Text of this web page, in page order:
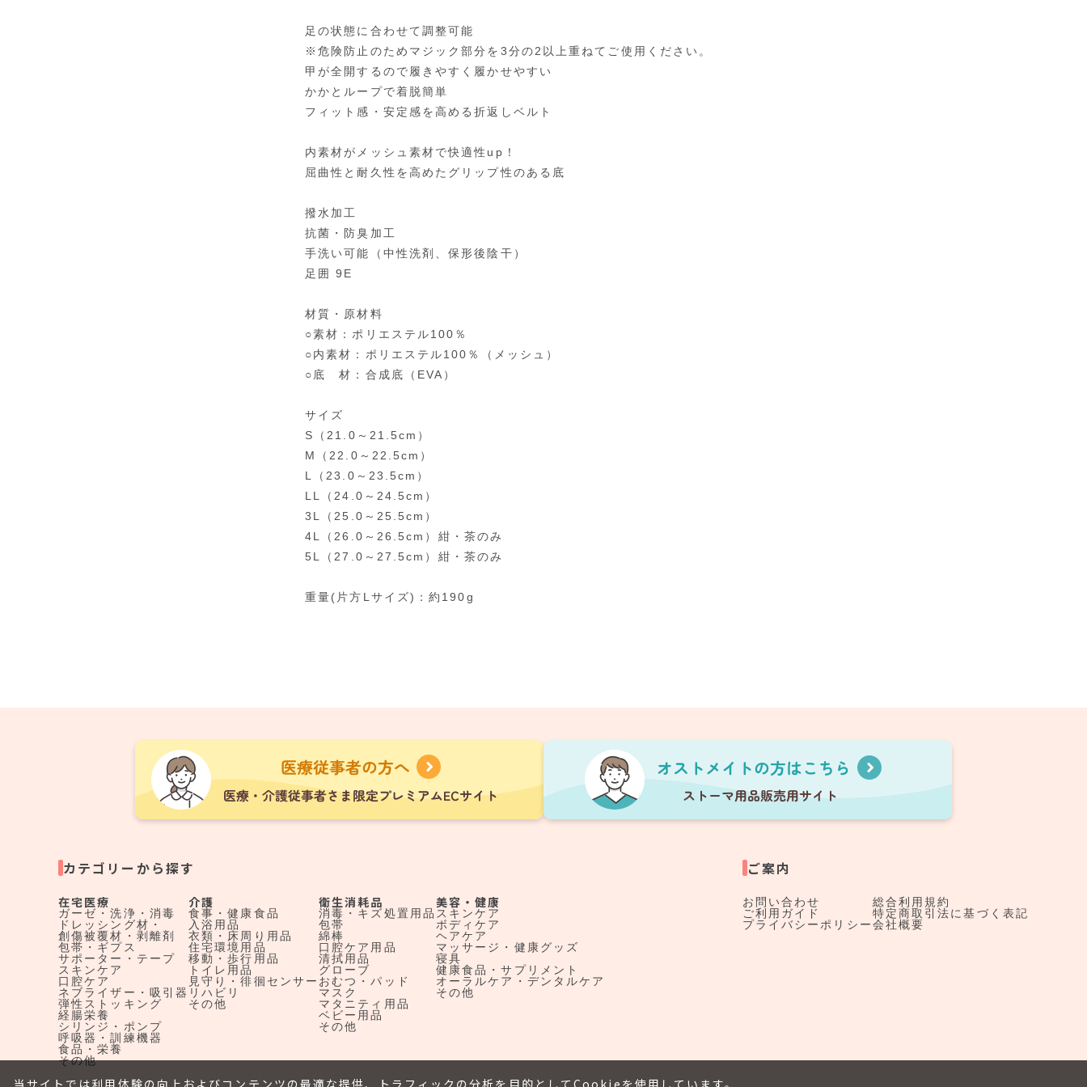
足の状態に合わせて調整可能
※危険防止のためマジック部分を3分の2以上重ねてご使用ください。
甲が全開するので履きやすく履かせやすい
かかとループで着脱簡単
フィット感・安定感を高める折返しベルト
内素材がメッシュ素材で快適性up！
屈曲性と耐久性を高めたグリップ性のある底
撥水加工
抗菌・防臭加工
手洗い可能（中性洗剤、保形後陰干）
足囲 9E
材質・原材料
○素材：ポリエステル100％
○内素材：ポリエステル100％（メッシュ）
○底 材：合成底（EVA）
サイズ
S（21.0～21.5cm）
M（22.0～22.5cm）
L（23.0～23.5cm）
LL（24.0～24.5cm）
3L（25.0～25.5cm）
4L（26.0～26.5cm）紺・茶のみ
5L（27.0～27.5cm）紺・茶のみ
重量(片方Lサイズ)：約190g
カテゴリーから探す
在宅医療
ガーゼ・洗浄・消毒
ドレッシング材・
創傷被覆材・剥離剤
包帯・ギプス
サポーター・テープ
スキンケア
口腔ケア
ネブライザー・吸引器
弾性ストッキング
経腸栄養
シリンジ・ポンプ
呼吸器・訓練機器
食品・栄養
その他
介護
食事・健康食品
入浴用品
衣類・床周り用品
住宅環境用品
移動・歩行用品
トイレ用品
見守り・徘徊センサー
リハビリ
その他
衛生消耗品
消毒・キズ処置用品
包帯
綿棒
口腔ケア用品
清拭用品
グローブ
おむつ・パッド
マスク
マタニティ用品
ベビー用品
その他
美容・健康
スキンケア
ボディケア
ヘアケア
マッサージ・健康グッズ
寝具
健康食品・サプリメント
オーラルケア・デンタルケア
その他
ご案内
お問い合わせ
ご利用ガイド
プライバシーポリシー
総合利用規約
特定商取引法に基づく表記
会社概要